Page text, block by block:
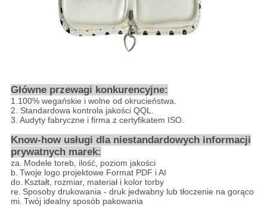
Główne przewagi konkurencyjne:
1.100% wegańskie i wolne od okrucieństwa.
2. Standardowa kontrola jakości QQL.
3. Audyty fabryczne i firma z certyfikatem ISO.
Know-how usługi dla niestandardowych informacji
prywatnych marek:
za. Modele toreb, ilość, poziom jakości
b. Twoje logo projektowe Format PDF i AI
do. Kształt, rozmiar, materiał i kolor torby
re. Sposoby drukowania - druk jedwabny lub tłoczenie na gorąco
mi. Twój idealny sposób pakowania